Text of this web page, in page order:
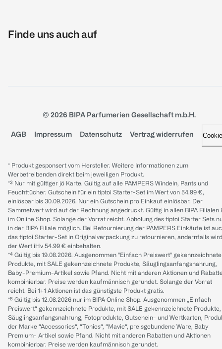
Finde uns auch auf
© 2026 BIPA Parfumerien Gesellschaft m.b.H.
AGB Impressum Datenschutz Vertrag widerrufen
* Produkt gesponsert vom Hersteller. Weitere Informationen zum
Werbetreibenden direkt beim jeweiligen Produkt.
*³ Nur mit gültiger jö Karte. Gültig auf alle PAMPERS Windeln, Pants und
Feuchttücher. Gutschein für ein tiptoi Starter-Set im Wert von 54.99 €,
einlösbar bis 30.09.2026. Nur ein Gutschein pro Einkauf einlösbar. Der
Sammelwert wird auf der Rechnung angedruckt. Gültig in allen BIPA Filialen
im Online Shop. Solange der Vorrat reicht. Abholung des tiptoi Starter Sets
in der BIPA Filiale möglich. Bei Retournierung der PAMPERS Einkäufe ist
das tiptoi Starter-Set in Originalverpackung zu retournieren, andernfalls wird
der Wert iHv 54.99 € einbehalten.
*⁴ Gültig bis 19.08.2026. Ausgenommen "Einfach Preiswert" gekennzeichnete
Produkte, mit SALE gekennzeichnete Produkte, Säuglingsanfangsnahrung,
Baby-Premium-Artikel sowie Pfand. Nicht mit anderen Aktionen und
kombinierbar. Preise werden kaufmännisch gerundet. Solange der Vorrat
reicht. Bei 1+1 Aktionen ist das günstigste Produkt gratis.
*⁸ Gültig bis 12.08.2026 nur im BIPA Online Shop. Ausgenommen „Einfach
Preiswert“ gekennzeichnete Produkte, mit SALE gekennzeichnete Produkte,
Säuglingsanfangsnahrung, Fotoprodukte, Gutschein- und Wertkarten,
der Marke “Accessories“, “Tonies“, “Mavie“, preisgebundene Ware, Baby
Premium- Artikel sowie Pfand. Nicht mit anderen Rabatten und Aktionen
kombinierbar. Preise werden kaufmännisch gerundet.